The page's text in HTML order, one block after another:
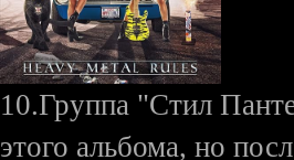
10.Группа "Стил
этого альбома, но